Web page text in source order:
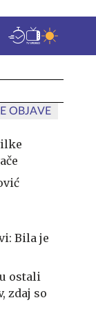
OBJAVE
Bila je
ostali
zdaj so